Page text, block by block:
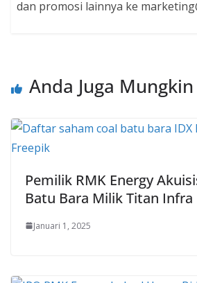
dan promosi lainnya ke
Anda Juga Mungkin
Pemilik RMK Energy
Batu Bara Milik Titan Infra
Januari 1, 2025